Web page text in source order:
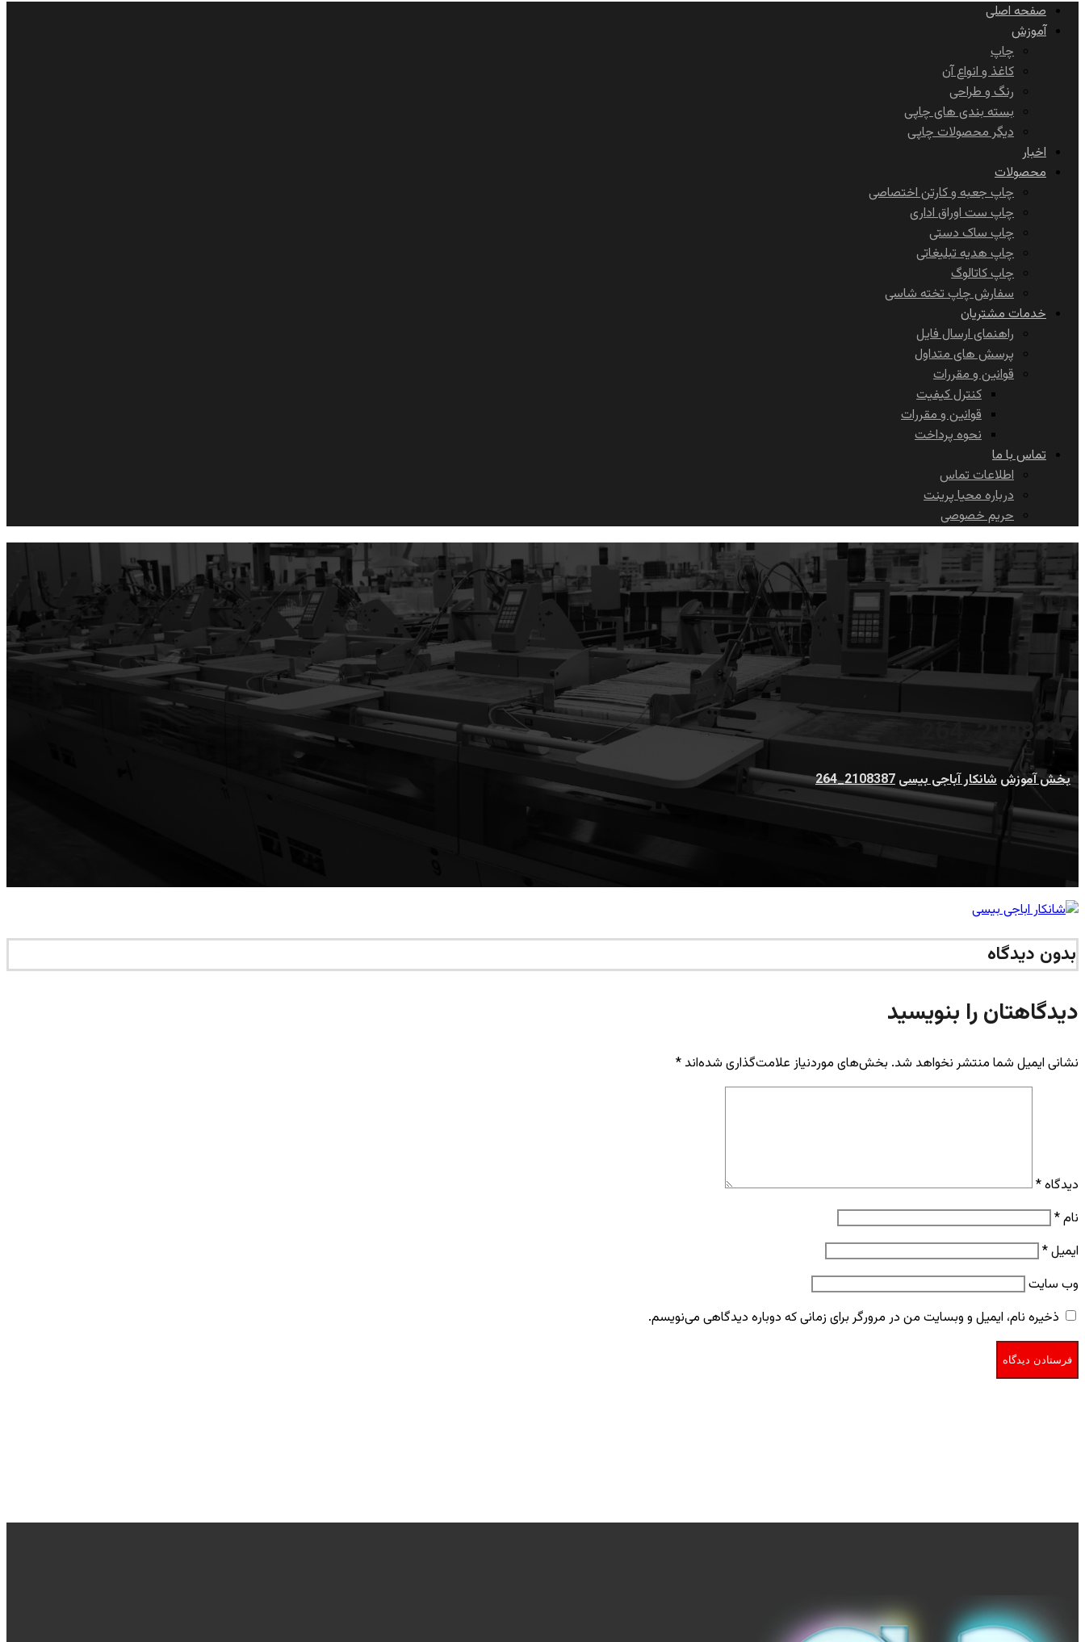
صفحه اصلی
آموزش
چاپ
کاغذ و انواع آن
رنگ و طراحی
بسته بندی های چاپی
دیگر محصولات چاپی
اخبار
محصولات
چاپ جعبه و کارتن اختصاصی
چاپ ست اوراق اداری
چاپ ساک دستی
چاپ هدیه تبلیغاتی
چاپ کاتالوگ
سفارش چاپ تخته شاسی
خدمات مشتریان
راهنمای ارسال فایل
پرسش های متداول
قوانین و مقررات
کنترل کیفیت
قوانین و مقررات
نحوه پرداخت
تماس با ما
اطلاعات تماس
درباره محیا پرینت
حریم خصوصی
2108387_264
بخش آموزش شانکار آباجی بیسی 2108387_264
بدون دیدگاه
دیدگاهتان را بنویسید
نشانی ایمیل شما منتشر نخواهد شد. بخش‌های موردنیاز علامت‌گذاری شده‌اند *
دیدگاه*
نام*
ایمیل*
وب‌ سایت
ذخیره نام، ایمیل و وبسایت من در مرورگر برای زمانی که دوباره دیدگاهی می‌نویسم.